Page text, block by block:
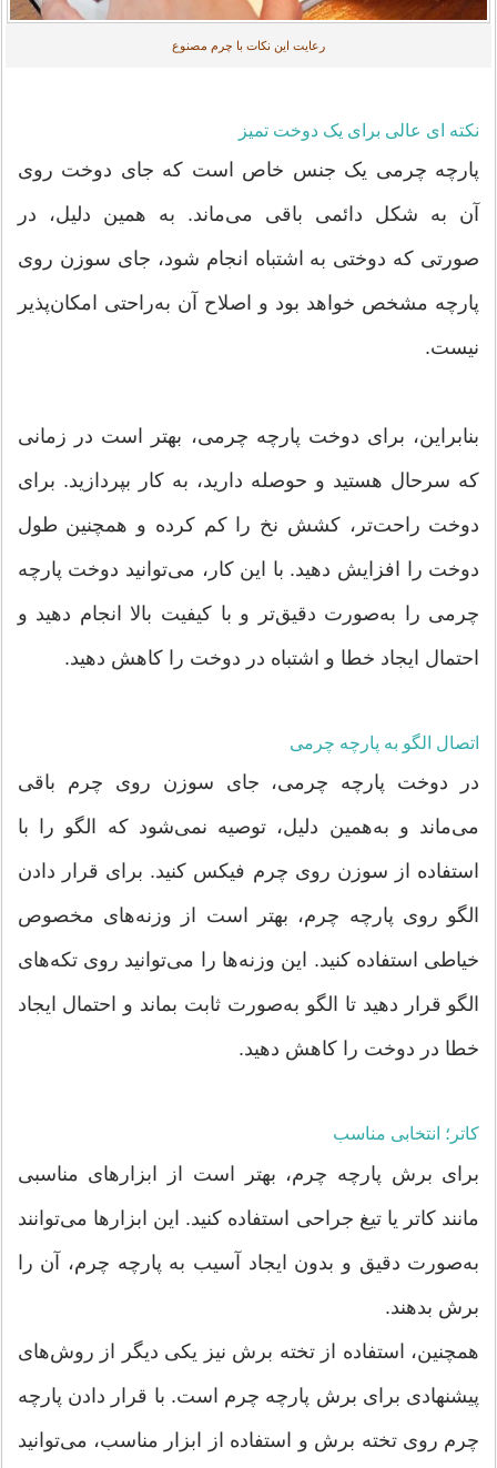
رعایت این نکات با چرم مصنوع
نکته ای عالی برای یک دوخت تمیز
پارچه چرمی یک جنس خاص است که جای دوخت روی
آن به شکل دائمی باقی می‌ماند. به همین دلیل، در
صورتی که دوختی به اشتباه انجام شود، جای سوزن روی
پارچه مشخص خواهد بود و اصلاح آن به‌راحتی امکان‌پذیر
نیست.
بنابراین، برای دوخت پارچه چرمی، بهتر است در زمانی
که سرحال هستید و حوصله دارید، به کار بپردازید. برای
دوخت راحت‌تر، کشش نخ را کم کرده و همچنین طول
دوخت را افزایش دهید. با این کار، می‌توانید دوخت پارچه
چرمی را به‌صورت دقیق‌تر و با کیفیت بالا انجام دهید و
احتمال ایجاد خطا و اشتباه در دوخت را کاهش دهید.
اتصال الگو به پارچه چرمی
در دوخت پارچه چرمی، جای سوزن روی چرم باقی
می‌ماند و به‌همین دلیل، توصیه نمی‌شود که الگو را با
استفاده از سوزن روی چرم فیکس کنید. برای قرار دادن
الگو روی پارچه چرم، بهتر است از وزنه‌های مخصوص
خیاطی استفاده کنید. این وزنه‌ها را می‌توانید روی تکه‌های
الگو قرار دهید تا الگو به‌صورت ثابت بماند و احتمال ایجاد
خطا در دوخت را کاهش دهید.
کاتر؛ انتخابی مناسب
برای برش پارچه چرم، بهتر است از ابزارهای مناسبی
مانند کاتر یا تیغ جراحی استفاده کنید. این ابزارها می‌توانند
به‌صورت دقیق و بدون ایجاد آسیب به پارچه چرم، آن را
برش بدهند.
همچنین، استفاده از تخته برش نیز یکی دیگر از روش‌های
پیشنهادی برای برش پارچه چرم است. با قرار دادن پارچه
چرم روی تخته برش و استفاده از ابزار مناسب، می‌توانید